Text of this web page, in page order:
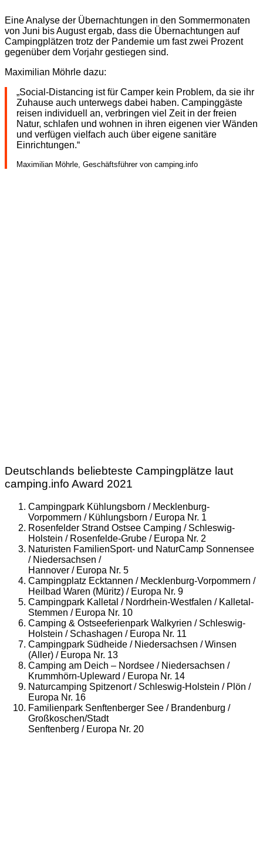
Eine Analyse der Übernachtungen in den Sommermonaten
von Juni bis August ergab, dass die Übernachtungen auf
Campingplätzen trotz der Pandemie um fast zwei Prozent
gegenüber dem Vorjahr gestiegen sind.
Maximilian Möhrle dazu:
„Social-Distancing ist für Camper kein Problem, da sie ihr
Zuhause auch unterwegs dabei haben. Campinggäste
reisen individuell an, verbringen viel Zeit in der freien
Natur, schlafen und wohnen in ihren eigenen vier Wänden
und verfügen vielfach auch über eigene sanitäre
Einrichtungen.“
Maximilian Möhrle, Geschäftsführer von camping.info
Deutschlands beliebteste Campingplätze laut
camping.info Award 2021
Campingpark Kühlungsborn / Mecklenburg-
Vorpommern / Kühlungsborn / Europa Nr. 1
Rosenfelder Strand Ostsee Camping / Schleswig-
Holstein / Rosenfelde-Grube / Europa Nr. 2
Naturisten FamilienSport- und NaturCamp Sonnensee
/ Niedersachsen /
Hannover / Europa Nr. 5
Campingplatz Ecktannen / Mecklenburg-Vorpommern /
Heilbad Waren (Müritz) / Europa Nr. 9
Campingpark Kalletal / Nordrhein-Westfalen / Kalletal-
Stemmen / Europa Nr. 10
Camping & Ostseeferienpark Walkyrien / Schleswig-
Holstein / Schashagen / Europa Nr. 11
Campingpark Südheide / Niedersachsen / Winsen
(Aller) / Europa Nr. 13
Camping am Deich – Nordsee / Niedersachsen /
Krummhörn-Upleward / Europa Nr. 14
Naturcamping Spitzenort / Schleswig-Holstein / Plön /
Europa Nr. 16
Familienpark Senftenberger See / Brandenburg /
Großkoschen/Stadt
Senftenberg / Europa Nr. 20